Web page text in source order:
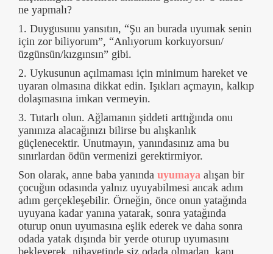
ne yapmalı?
1. Duygusunu yansıtın, “Şu an burada uyumak senin
için zor biliyorum”, “Anlıyorum korkuyorsun/
üzgünsün/kızgınsın” gibi.
2. Uykusunun açılmaması için minimum hareket ve
uyaran olmasına dikkat edin. Işıkları açmayın, kalkıp
dolaşmasına imkan vermeyin.
3. Tutarlı olun. Ağlamanın şiddeti arttığında onu
yanınıza alacağınızı bilirse bu alışkanlık
güçlenecektir. Unutmayın, yanındasınız ama bu
sınırlardan ödün vermenizi gerektirmiyor.
Son olarak, anne baba yanında uyumaya alışan bir
çocuğun odasında yalnız uyuyabilmesi ancak adım
adım gerçekleşebilir. Örneğin, önce onun yatağında
uyuyana kadar yanına yatarak, sonra yatağında
oturup onun uyumasına eşlik ederek ve daha sonra
odada yatak dışında bir yerde oturup uyumasını
bekleyerek, nihayetinde siz odada olmadan, kapı